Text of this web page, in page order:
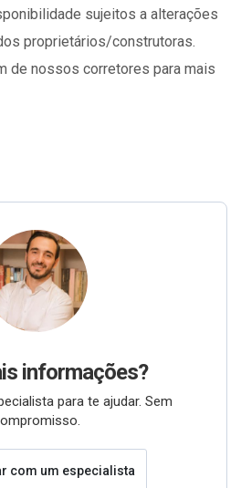
sujeitos a alterações
proprietários/construtoras.
de nossos corretores para mais
informações?
para te ajudar. Sem
com um especialista